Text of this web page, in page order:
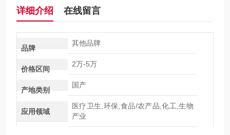
详细介绍 在线留言
品牌
其他品牌
价格区间
2万-5万
产地类别
国产
应用领域
医疗卫生,环保,食品/农产品,化工,生物
产业